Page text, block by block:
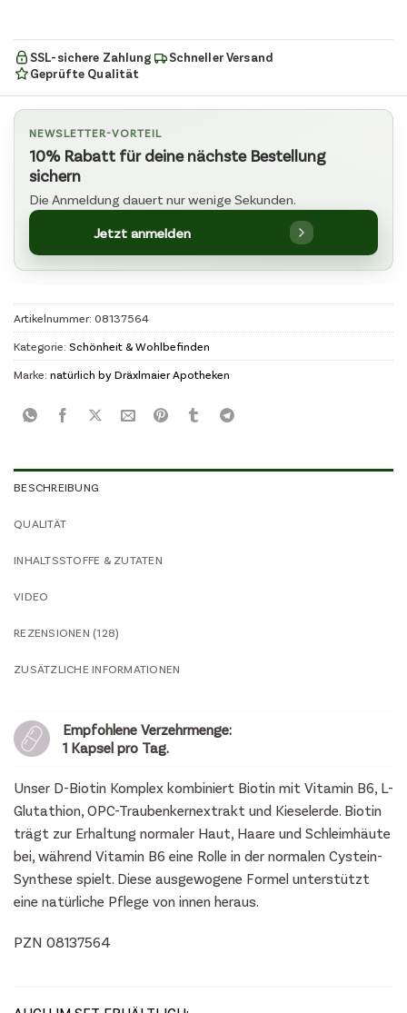
SSL-sichere Zahlung
Schneller Versand
Geprüfte Qualität
NEWSLETTER-VORTEIL
10% Rabatt für deine nächste Bestellung
sichern
Die Anmeldung dauert nur wenige Sekunden.
Jetzt anmelden
Artikelnummer: 08137564
Kategorie: Schönheit & Wohlbefinden
Marke: natürlich by Dräxlmaier Apotheken
BESCHREIBUNG
QUALITÄT
INHALTSSTOFFE & ZUTATEN
VIDEO
REZENSIONEN (128)
ZUSÄTZLICHE INFORMATIONEN
Empfohlene Verzehrmenge:
1 Kapsel pro Tag.
Unser D-Biotin Komplex kombiniert Biotin mit Vitamin B6, L-
Glutathion, OPC-Traubenkernextrakt und Kieselerde. Biotin
trägt zur Erhaltung normaler Haut, Haare und Schleimhäute
bei, während Vitamin B6 eine Rolle in der normalen Cystein-
Synthese spielt. Diese ausgewogene Formel unterstützt
eine natürliche Pflege von innen heraus.
PZN 08137564